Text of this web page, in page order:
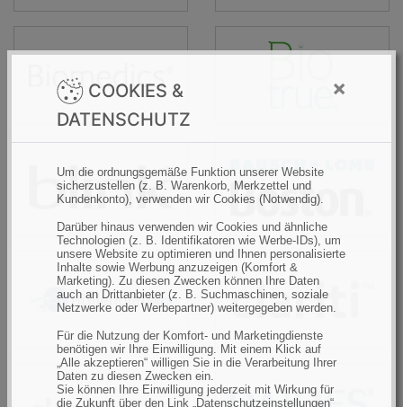
COOKIES &
DATENSCHUTZ
×
Um die ordnungsgemäße Funktion unserer Website
sicherzustellen (z. B. Warenkorb, Merkzettel und
Kundenkonto), verwenden wir Cookies (Notwendig).
Darüber hinaus verwenden wir Cookies und ähnliche
Technologien (z. B. Identifikatoren wie Werbe-IDs), um
unsere Website zu optimieren und Ihnen personalisierte
Inhalte sowie Werbung anzuzeigen (Komfort &
Marketing). Zu diesen Zwecken können Ihre Daten
auch an Drittanbieter (z. B. Suchmaschinen, soziale
Netzwerke oder Werbepartner) weitergegeben werden.
Für die Nutzung der Komfort- und Marketingdienste
benötigen wir Ihre Einwilligung. Mit einem Klick auf
„Alle akzeptieren“ willigen Sie in die Verarbeitung Ihrer
Daten zu diesen Zwecken ein.
Sie können Ihre Einwilligung jederzeit mit Wirkung für
die Zukunft über den Link „Datenschutzeinstellungen“
Biomedics BIOTrue
Blink
Brillenplatz Clariti
Clariti
Dailies